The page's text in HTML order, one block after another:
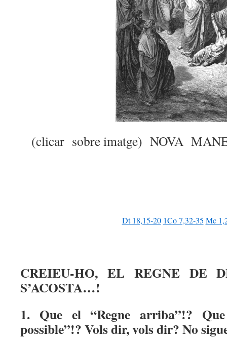
(clicar sobre imatge) NOVA
Dt 18,15-20 1Co 7,32-35 Mc
CREIEU-HO, EL REGNE DE
S’ACOSTA…!
1. Que el “Regne arriba”!?
possible”!? Vols dir, vols dir? No